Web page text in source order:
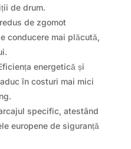
de drum.
de zgomot
conducere mai plăcută,
energetică și
în costuri mai mici
specific, atestând
europene de siguranță